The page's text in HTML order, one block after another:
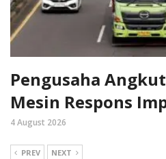
Pengusaha
Mesin Respons
4 August 2026
PREV NEXT